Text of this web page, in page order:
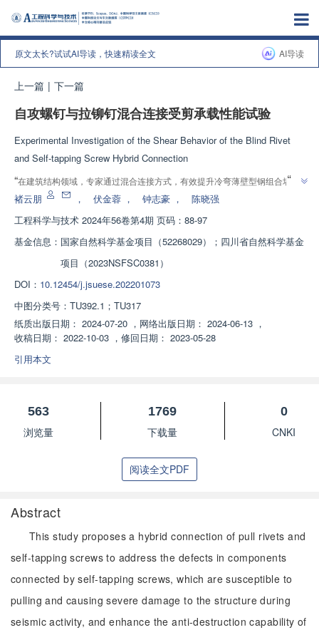
原文太长?试试AI导读，快速精读全文 AI导读
上一篇 | 下一篇
自攻螺钉与拉铆钉混合连接受剪承载性能试验
Experimental Investigation of the Shear Behavior of the Blind Rivet
and Self-tapping Screw Hybrid Connection
“在建筑结构领域，专家通过混合连接方式，有效提升冷弯薄壁型钢组合墙体
的抗破坏能力，为地震作用下的结构安全提供新方案。
”
褚云朋 ， 伏金蓉 ， 钟志豪 ，
陈晓强
工程科学与技术 2024年56卷第4期 页码：88-97
基金信息： 国家自然科学基金项目（52268029）；四川省自然科学基金
项目（2023NSFSC0381）
DOI： 10.12454/j.jsuese.202201073
中图分类号： TU392.1；TU317
纸质出版日期： 2024-07-20 ， 网络出版日期： 2024-06-13 ，
收稿日期： 2022-10-03 ， 修回日期： 2023-05-28
引用本文
563
浏览量
1769
下载量
0
CNKI
阅读全文PDF
Abstract
This study proposes a hybrid connection of pull rivets and
self-tapping screws to address the defects in components
connected by self-tapping screws, which are susceptible to
pulling and causing severe damage to the structure during
seismic activity, and enhance the anti-destruction capability of